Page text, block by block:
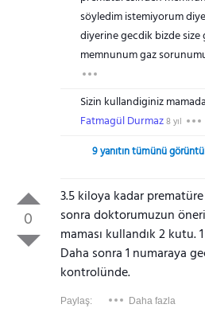
söyledim istemiyorum
diyerine gecdik bizde
memnunum gaz
Sizin kullandiginiz
Fatmagül Durmaz8 yıl
9 yanıtın tümünü
0
3.5 kiloya kadar
sonra doktorumuzun
maması kullandık 2 kutu.
Daha sonra 1 numaraya
kontrolünde.
Paylaş: Daha fazla